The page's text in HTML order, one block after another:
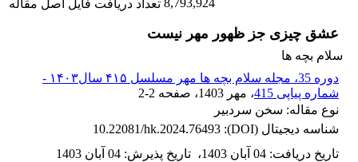
تعداد دریافت فایل اصل مقاله
عشق چیزی جز ظهور مهر نیست
سلام بچه ها
دوره 35، مجله سلام بچه ها مهر مسلسل ۴۱۵ سال۱۴۰۳ -
شماره پیاپی 415
، مهر 1403 ، صفحه 2-2
نوع مقاله: سخن سردبیر
شناسه دیجیتال (DOI):
10.22081/hk.2024.76493
تاریخ دریافت: 04 آبان 1403 ، تاریخ پذیرش: 04 آبان 1403